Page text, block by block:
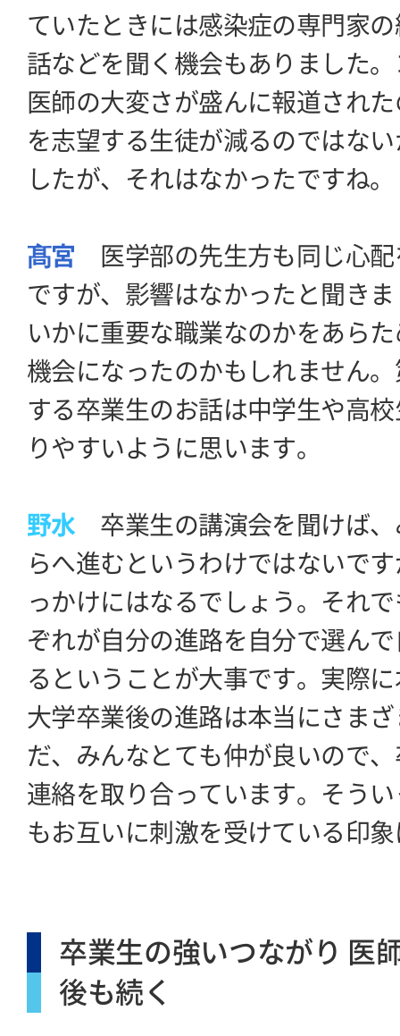
ていたときには感染症の専門家
話などを聞く機会もありました
医師の大変さが盛んに報道され
を志望する生徒が減るのではな
したが、それはなかったですね。
髙宮 医学部の先生方も同じ心配
ですが、影響はなかったと聞き
いかに重要な職業なのかをあら
機会になったのかもしれません
する卒業生のお話は中学生や高
りやすいように思います。
野水 卒業生の講演会を聞けば、
らへ進むというわけではないで
っかけにはなるでしょう。それ
ぞれが自分の進路を自分で選ん
るということが大事です。実際
大学卒業後の進路は本当にさま
だ、みんなとても仲が良いので
連絡を取り合っています。そう
もお互いに刺激を受けている印
卒業生の強いつながり 医
後も続く